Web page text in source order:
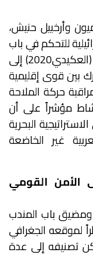
وأرخبيل حنيش،
للتحكم في باب
المندب.، تشير تقارير استخباراتية وتحليلية (العكيدي2020) إلى
بين قوى إقليمية
حركة الملاحة
مؤشراً على أن
البحرية
غير الخاضعة
الأمن القومي
ومضيق باب المندب
لموقعه الجغرافي
تصنيفه إلى عدة